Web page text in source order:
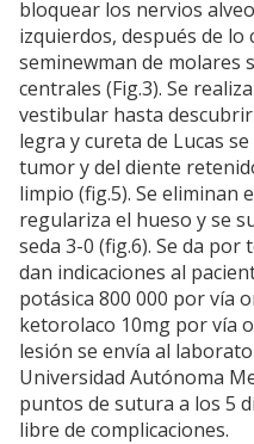
bloquear los nervios
izquierdos, después de lo
seminewman de molares
centrales (Fig.3). Se
vestibular hasta
legra y cureta de Lucas
tumor y del diente
limpio (fig.5). Se eliminan
regulariza el hueso y se
seda 3-0 (fig.6). Se da
dan indicaciones al
potásica 800 000 por vía
ketorolaco 10mg por vía
lesión se envía al
Universidad Autónoma
puntos de sutura a los 5
libre de complicaciones.